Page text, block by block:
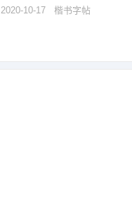
2020-10-17 楷书字帖